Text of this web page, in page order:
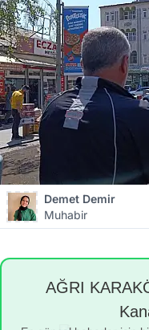
Demet Demir
Muhabir
AĞRI